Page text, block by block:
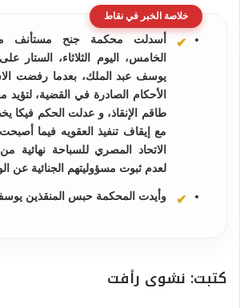
خلاصة الخبر في نقاط
أسدلت محكمة جنح مستأنف
الخامس، اليوم الثلاثاء، الستار
يوسف عبد الملك، بعدما رفضت
الأحكام الصادرة في القضية، لتؤيد
طاقم الإنقاذ، و عدلت الحكم فيكا
مع إيقاف تنفيذ العقويه فيما
الاتحاد المصري للسباحة نهائية
لعدم ثبوت مسؤوليتهم الجنائية عن
وأيدت المحكمة حبس المنقذين
كتبت: نشوى رأفت